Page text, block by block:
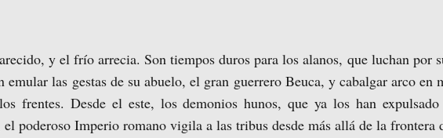
y el frío arrecia. Son tiempos duros para los alanos, que luchan por
emular las gestas de su abuelo, el gran guerrero Beuca, y cabalgar arco en
frentes. Desde el este, los demonios hunos, que ya los han
el poderoso Imperio romano vigila a las tribus desde más allá de la frontera